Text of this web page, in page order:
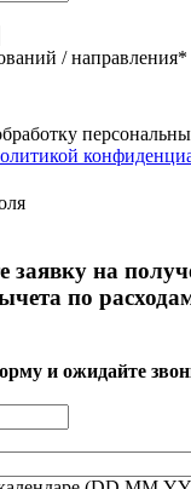
/ направления*
заявку на
по
и ожидайте